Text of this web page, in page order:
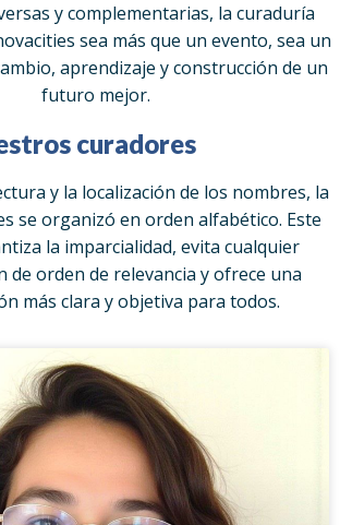
y complementarias, la curaduría
sea más que un evento, sea un
aprendizaje y construcción de un
futuro mejor.
curadores
y la localización de los nombres, la
se organizó en orden alfabético. Este
la imparcialidad, evita cualquier
de orden de relevancia y ofrece una
más clara y objetiva para todos.